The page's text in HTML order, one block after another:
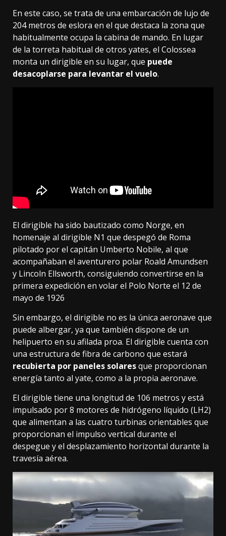
En este caso, se trata de una embarcación de lujo de
204 metros de eslora en el que destaca la zona que
habitualmente ocupa la cabina de mando. En lugar
de la torreta habitual de otros yates, el Colossea
monta un dirigible en su lugar, que puede
desacoplarse para levantar el vuelo.
El dirigible ha sido bautizado como Norge, en
homenaje al dirigible N1 que despegó de Roma
pilotado por el capitán Umberto Nobile, al que
acompañaban el aventurero polar Roald Amundsen
y Lincoln Ellsworth, consiguiendo convertirse en la
primera expedición en volar el Polo Norte el 12 de
mayo de 1926
Sin embargo, el dirigible no es la única aeronave que
puede albergar, ya que también dispone de un
helipuerto en su afilada proa. El dirigible cuenta con
una estructura de fibra de carbono que estará
recubierta por paneles solaresque proporcionan
energía tanto al yate, como a la propia aeronave.
El dirigible tiene una longitud de 106 metros y está
impulsado por 8 motores de hidrógeno líquido (LH2)
que alimentan a las cuatro turbinas orientables que
proporcionan el impulso vertical durante el
despegue y el desplazamiento horizontal durante la
travesía aérea.